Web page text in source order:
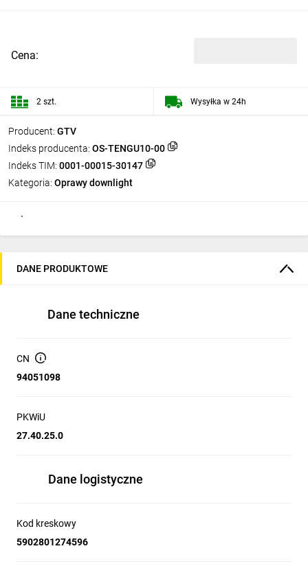
Producent: GTV
Indeks producenta: OS-TENGU10-00
Indeks TIM: 0001-00015-30147
Kategoria: Oprawy downlight
Cena:
2 szt. Wysyłka w 24h
DANE PRODUKTOWE
Dane techniczne
CN
94051098
PKWiU
27.40.25.0
Dane logistyczne
Kod kreskowy
5902801274596